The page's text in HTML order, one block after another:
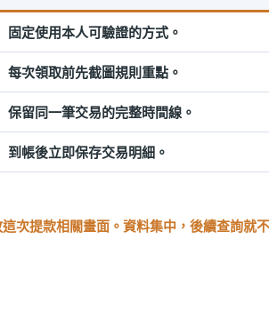
固定使用本人可驗證的方式。
每次領取前先截圖規則重點。
保留同一筆交易的完整時間線。
到帳後立即保存交易明細。
次提款相關畫面。資料集中，後續查詢就